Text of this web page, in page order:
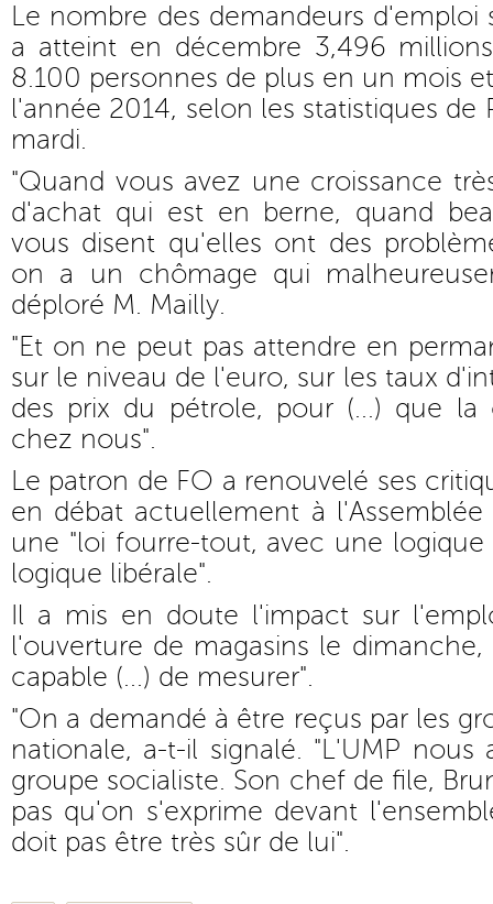
Le nombre des demandeurs d'emploi
a atteint en décembre 3,496
8.100 personnes de plus en un mois
l'année 2014, selon les statistiques de
mardi.
"Quand vous avez une croissance
d'achat qui est en berne, quand
vous disent qu'elles ont des
on a un chômage qui
déploré M. Mailly.
"Et on ne peut pas attendre en
sur le niveau de l'euro, sur les taux
des prix du pétrole, pour (...) que la
chez nous".
Le patron de FO a renouvelé ses
en débat actuellement à
une "loi fourre-tout, avec une
logique libérale".
Il a mis en doute l'impact sur
l'ouverture de magasins le
capable (...) de mesurer".
"On a demandé à être reçus par les
nationale, a-t-il signalé. "L'UMP nous
groupe socialiste. Son chef de file,
pas qu'on s'exprime devant
doit pas être très sûr de lui".